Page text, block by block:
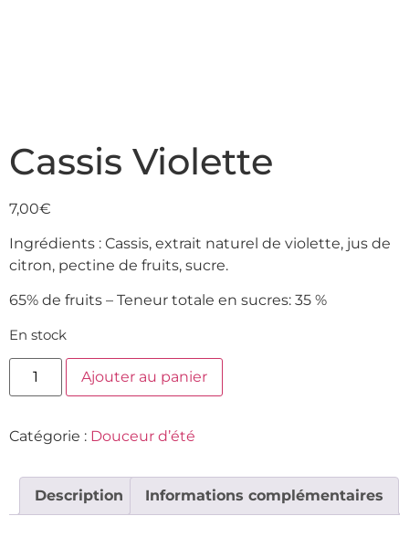
Cassis Violette
7,00€
Ingrédients : Cassis, extrait naturel de violette, jus de
citron, pectine de fruits, sucre.
65% de fruits – Teneur totale en sucres: 35 %
En stock
Ajouter au panier
Catégorie : Douceur d’été
Description Informations complémentaires